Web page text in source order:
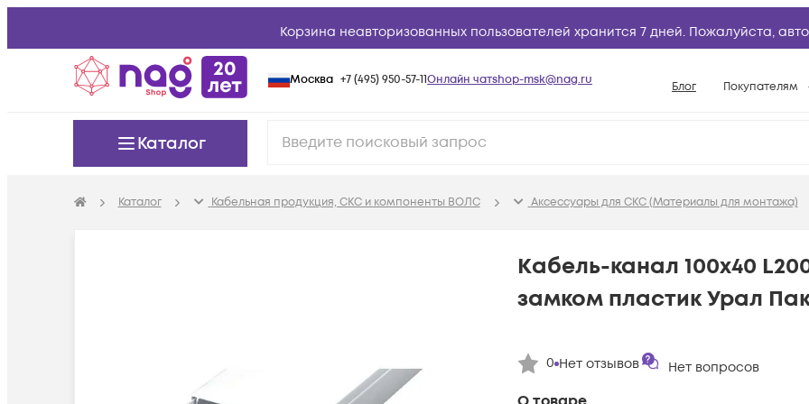
Корзина неавторизованных пользователей хранится 7 дней. Пожалуйста,
Москва +7 (495) 950-57-11Онлайн чатshop-msk@nag.ru Блог Покупателям
Условия
Возврат
Вопросы и
Конфигураторы
Каталог
Каталог Кабельная продукция, СКС и компоненты ВОЛС Аксессуары для СКС (Материалы для монтажа)
Кабель-канал 100х40
замком пластик Урал
0 Нет отзывов Нет вопросов